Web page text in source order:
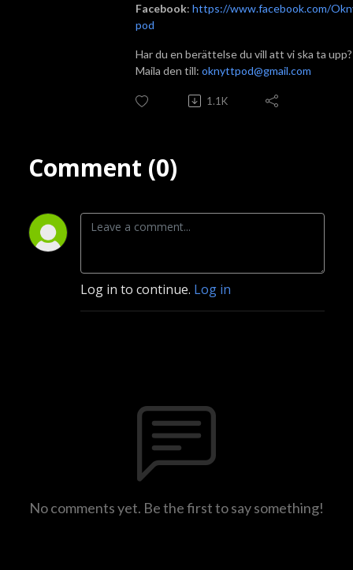
Facebook: https://www.facebook.com/
pod
Har du en berättelse du vill att vi ska ta upp?
Maila den till: oknyttpod@gmail.com
1.1K
Comment (0)
Log in to continue. Log in
No comments yet. Be the first to say something!